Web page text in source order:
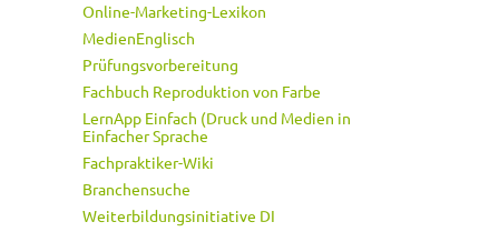
Online-Marketing-Lexikon
MedienEnglisch
Prüfungsvorbereitung
Fachbuch Reproduktion von Farbe
LernApp Einfach (Druck und Medien in
Einfacher Sprache
Fachpraktiker-Wiki
Branchensuche
Weiterbildungsinitiative DI